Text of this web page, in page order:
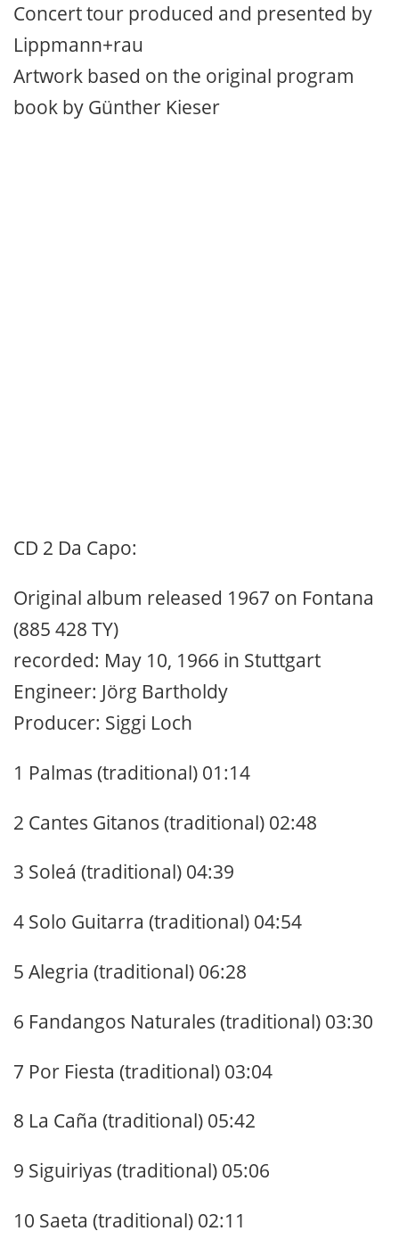
Concert tour produced and presented by
Lippmann+rau
Artwork based on the original program
book by Günther Kieser
CD 2 Da Capo:
Original album released 1967 on Fontana
(885 428 TY)
recorded: May 10, 1966 in Stuttgart
Engineer: Jörg Bartholdy
Producer: Siggi Loch
1 Palmas (traditional) 01:14
2 Cantes Gitanos (traditional) 02:48
3 Soleá (traditional) 04:39
4 Solo Guitarra (traditional) 04:54
5 Alegria (traditional) 06:28
6 Fandangos Naturales (traditional) 03:30
7 Por Fiesta (traditional) 03:04
8 La Caña (traditional) 05:42
9 Siguiriyas (traditional) 05:06
10 Saeta (traditional) 02:11